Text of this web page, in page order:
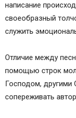
написание
своеобразный
служить
Отличие между
помощью строк
Господом, другими
сопереживать